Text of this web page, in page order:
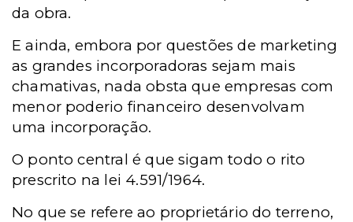
da obra.
E ainda, embora por questões de marketing
as grandes incorporadoras sejam mais
chamativas, nada obsta que empresas com
menor poderio financeiro desenvolvam
uma incorporação.
O ponto central é que sigam todo o rito
prescrito na lei 4.591/1964.
No que se refere ao proprietário do terreno,